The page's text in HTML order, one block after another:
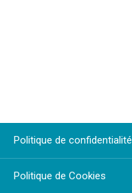
Politique de confidentialité
Politique de Cookies